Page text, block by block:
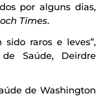
por alguns dias,
Times.
raros e leves”,
Saúde, Deirdre
de Washington